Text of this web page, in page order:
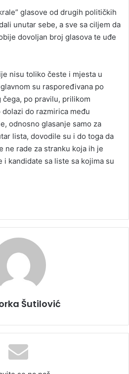
glasove od drugih političkih
unutar sebe, a sve sa ciljem da
dovoljan broj glasova te uđe
nisu toliko česte i mjesta u
su raspoređivana po
po pravilu, prilikom
do razmirica među
odnosno glasanje samo za
lista, dovodile su i do toga da
ne rade za stranku koja ih je
i kandidate sa liste sa kojima su
Šutilović